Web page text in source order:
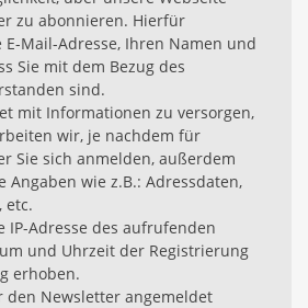
zu abonnieren. Hierfür
Mail-Adresse, Ihren Namen und
Sie mit dem Bezug des
sind.
mit Informationen zu versorgen,
wir, je nachdem für
Sie sich anmelden, außerdem
Angaben wie z.B.: Adressdaten,
etc.
IP-Adresse des aufrufenden
und Uhrzeit der Registrierung
erhoben.
den Newsletter angemeldet